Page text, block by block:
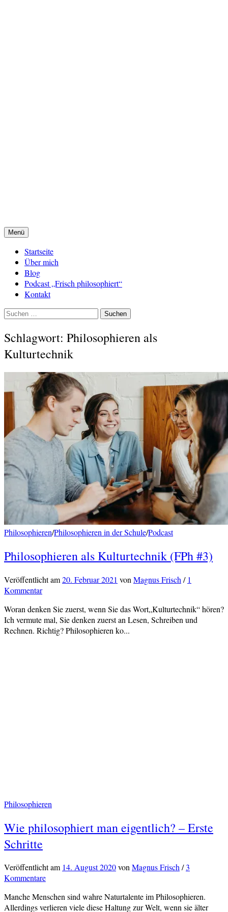
Menü
Startseite
Über mich
Blog
Podcast „Frisch philosophiert“
Kontakt
Suchen
Schlagwort: Philosophieren als
Kulturtechnik
Philosophieren/Philosophieren in der Schule/Podcast
Philosophieren als Kulturtechnik (FPh #3)
Veröffentlichtam20. Februar 2021 von Magnus Frisch / 1
Kommentar
Woran denken Sie zuerst, wenn Sie das Wort„Kulturtechnik“ hören?
Ich vermute mal, Sie denken zuerst an Lesen, Schreiben und
Rechnen. Richtig? Philosophieren ko...
Philosophieren
Wie philosophiert man eigentlich? – Erste
Schritte
Veröffentlichtam 14. August 2020vonMagnus Frisch/3
Kommentare
Manche Menschen sind wahre Naturtalente im Philosophieren.
Allerdings verlieren viele diese Haltung zur Welt, wenn sie älter